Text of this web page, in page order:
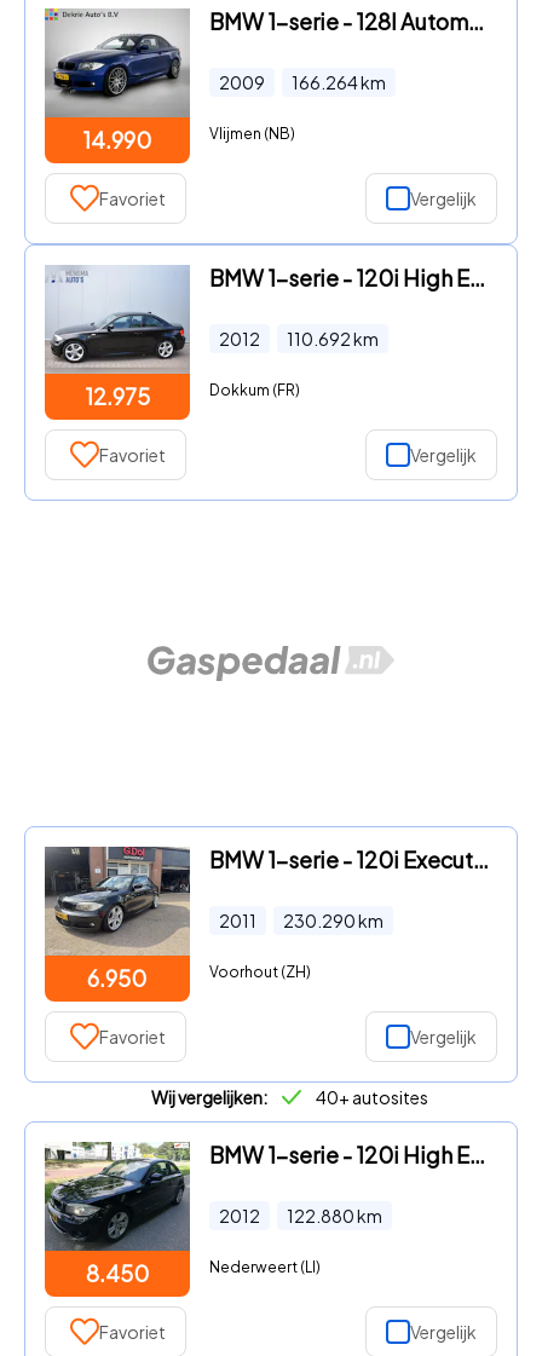
14.990
BMW 1-serie - 128I Automaat 6 Cilinder 234PK / Lmv. 19" / Airco / Leder-Sp
2009 166.264km
Vlijmen (NB)
Favoriet Vergelijk
12.975
BMW 1-serie - 120i High Executive
2012 110.692km
Dokkum (FR)
Favoriet Vergelijk
6.950
BMW 1-serie - 120i Executive
2011 230.290km
Voorhout (ZH)
Favoriet Vergelijk
Wij vergelijken: 40+ autosites
8.450
BMW 1-serie - 120i High Executive exclusief model
2012 122.880km
Nederweert (LI)
Favoriet Vergelijk